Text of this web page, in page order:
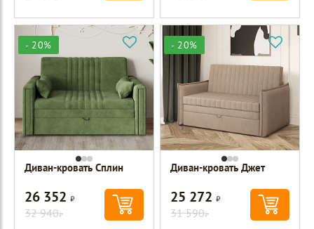
- 20%
Диван-кровать Сплин
26 352Р
32 940Р
- 20%
Диван-кровать Джет
25 272Р
31 590Р